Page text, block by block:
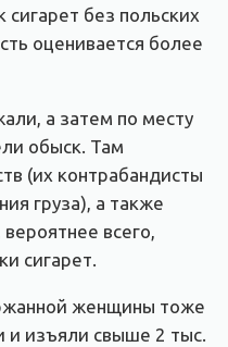
без польских
оценивается более
а затем по месту
обыск. Там
(их контрабандисты
груза), а также
всего,
сигарет.
женщины тоже
и изъяли свыше 2 тыс.